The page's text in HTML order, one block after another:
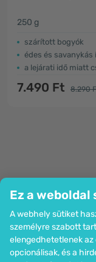
Ez a
A webhely sütiket
személyre szabott
elengedhetetlenek az
opcionálisak, és a
250 g
szárított bogyók
édes és savanykás
a lejárati idő miatt
7.490 Ft 8.290
Cég
Információk
Csatlakozzon